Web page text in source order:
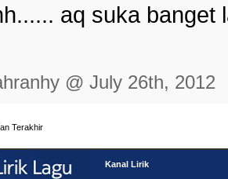
aq suka banget
@ July 26th, 2012
Terakhir
Kanal Lirik